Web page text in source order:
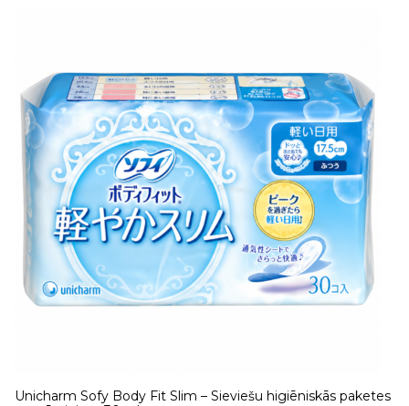
Unicharm Sofy Body Fit Slim – Sieviešu higiēniskās paketes